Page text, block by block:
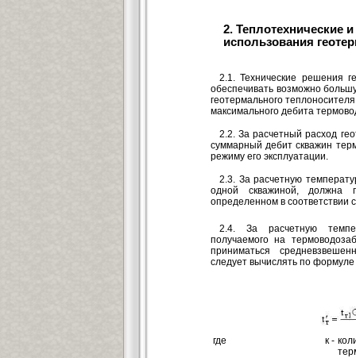
2. Теплотехнические
использования
2.1. Технические решения
обеспечивать возможно
геотермального
максимального дебита
2.2. За расчетный расход
суммарный дебит скважин
режиму его эксплуатации.
2.3. За расчетную
одной скважиной, должна
определенном в соответствии
2.4. За расчетную
получаемого на
приниматься
следует вычислять по формуле
где к -